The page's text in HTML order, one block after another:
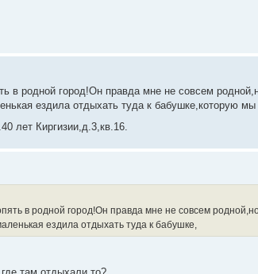
в родной город!Он правда мне не совсем
ездила отдыхать туда к бабушке,которую
лет Киргизии,д.3,кв.16.
в родной город!Он правда мне не совсем
ездила отдыхать туда к бабушке,